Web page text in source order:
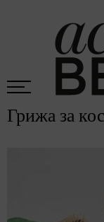
Грижа за